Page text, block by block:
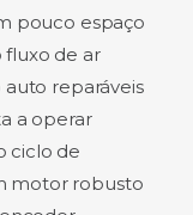
pouco espaço
de ar
auto reparáveis
a operar
ciclo de
motor robusto